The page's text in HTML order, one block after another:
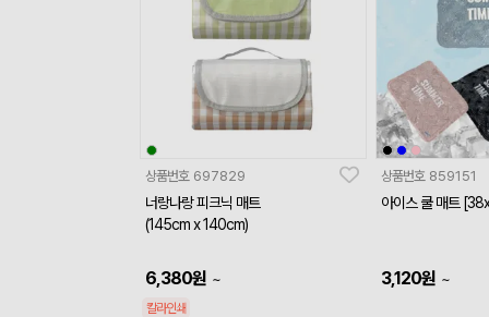
상품번호 697829
너랑나랑 피크닉 매트
(145cm x 140cm)
6,380원 ~
칼라인쇄
상품번호 859151
아이스 쿨 매트
3,120원 ~